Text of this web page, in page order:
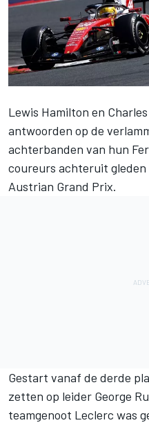
Lewis Hamilton en
antwoorden op de
achterbanden van hun
coureurs achteruit gleden
Austrian Grand Prix.
Gestart vanaf de derde
zetten op leider George
teamgenoot Leclerc was